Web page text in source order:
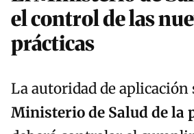
el control de las
prácticas
La autoridad de aplicación
Ministerio de Salud de la